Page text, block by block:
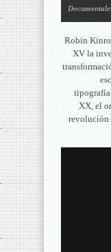
Robin
XV la
XX, el
revolución